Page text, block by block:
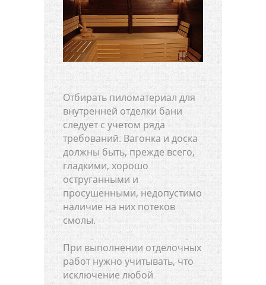
Отбирать пиломатериал для
внутренней отделки бани
следует с учетом ряда
требований. Вагонка и доска
должны быть, прежде всего,
гладкими, хорошо
оструганными и
просушенными, недопустимо
наличие на них потеков
смолы.
При выполнении отделочных
работ нужно учитывать, что
исключение любой